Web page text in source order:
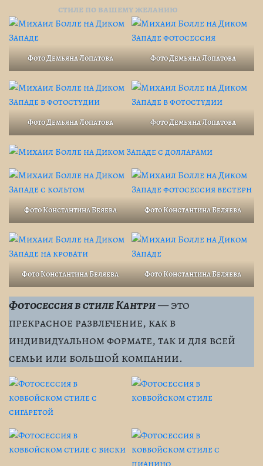
стиле по вашему желанию
Фото Демьяна Лопатова Фото Демьяна Лопатова
Фото Демьяна Лопатова Фото Демьяна Лопатова
Фото Константина Беяева Фото Константина Беляева
Фото Константина Беляева Фото Константина Беляева
Фотосессия в стиле Кантри— это
прекрасное развлечение, как в
индивидуальном формате, так и для всей
семьи или большой компании.